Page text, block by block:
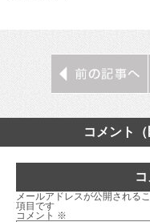
コメント（
メールアドレスが公開される
項目です
コメント ※